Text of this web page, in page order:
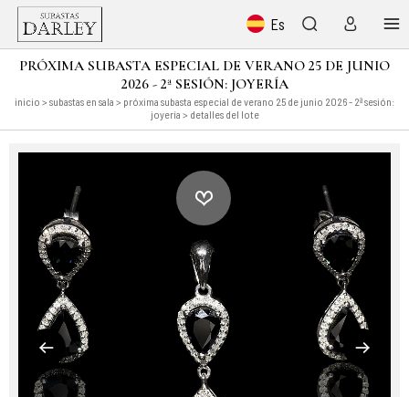
Es
PRÓXIMA SUBASTA ESPECIAL DE VERANO 25 DE JUNIO
2026 - 2ª SESIÓN: JOYERÍA
inicio > subastas en sala > próxima subasta especial de verano 25 de junio 2026 - 2ª sesión:
joyería > detalles del lote